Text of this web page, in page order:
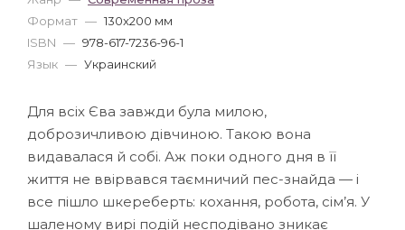
Формат — 130x200 мм
ISBN — 978-617-7236-96-1
Язык — Украинский
Для всіх Єва завжди була милою,
доброзичливою дівчиною. Такою вона
видавалася й собі. Аж поки одного дня в її
життя не ввірвався таємничий пес-знайда — і
все пішло шкереберть: кохання, робота, сім’я. У
шаленому вирі подій несподівано зникає